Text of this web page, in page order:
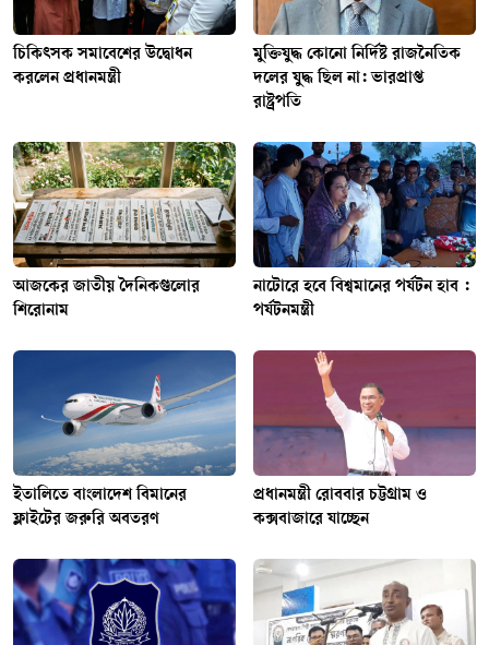
চিকিৎসক সমাবেশের উদ্বোধন
করলেন প্রধানমন্ত্রী
মুক্তিযুদ্ধ কোনো নির্দিষ্ট রাজনৈতিক
দলের যুদ্ধ ছিল না: ভারপ্রাপ্ত
রাষ্ট্রপতি
আজকের জাতীয় দৈনিকগুলোর
শিরোনাম
নাটোরে হবে বিশ্বমানের পর্যটন হাব :
পর্যটনমন্ত্রী
ইতালিতে বাংলাদেশ বিমানের
ফ্লাইটের জরুরি অবতরণ
প্রধানমন্ত্রী রোববার চট্টগ্রাম ও
কক্সবাজারে যাচ্ছেন